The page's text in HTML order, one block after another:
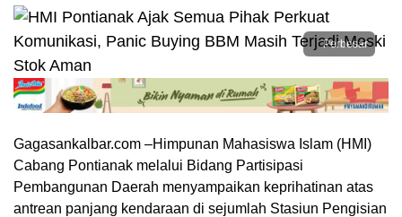
Perbesar
Gagasankalbar.com –Himpunan Mahasiswa Islam (HMI)
Cabang Pontianak melalui Bidang Partisipasi
Pembangunan Daerah menyampaikan keprihatinan atas
antrean panjang kendaraan di sejumlah Stasiun Pengisian